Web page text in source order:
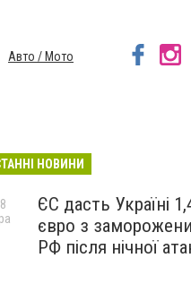
Авто / Мото
НОВИНИ
ЄС дасть Україні
євро з
РФ після нічної